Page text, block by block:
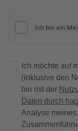
Ich möchte auf
(inklusive den
bin mit der
Daten durch
Analyse